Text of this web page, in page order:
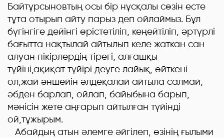
Байтұрсыновтың осы бір нұсқалы сөзін есте
тұта отырып айту парыз деп ойлаймыз. Бұл
бүгінгіге дейінгі өрістетіліп, кеңейтіліп, әртүрлі
бағытта нақтылай айтылып келе жаткан сан
алуан пікірлердің тірегі, алғашқы
түйіні,ақиқат түйірі деуге лайық, өйткені
ол,жай әншейін әлдеқалай айтыла салмай,
әбден барлап, ойлап, байыбына барып,
мәнісін жете аңғарып айтылған түйінді
ой,тұжырым.
Абайдың атын әлемге әйгілеп, өзінің ғылыми